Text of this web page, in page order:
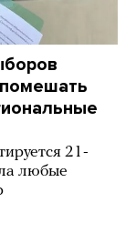
21-
любые